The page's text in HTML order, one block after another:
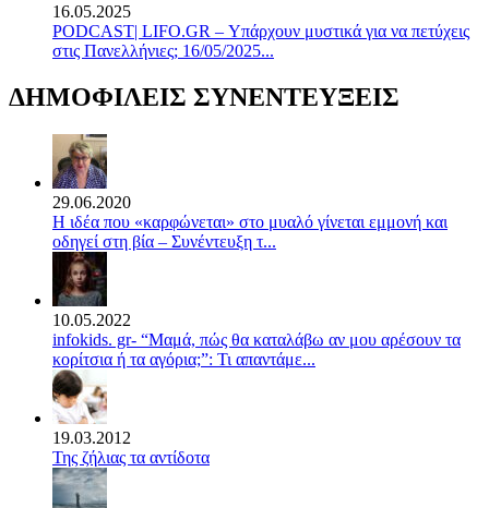
16.05.2025
PODCAST| LIFO.GR – Υπάρχουν μυστικά για να πετύχεις
στις Πανελλήνιες; 16/05/2025...
ΔΗΜΟΦΙΛΕΙΣ ΣΥΝΕΝΤΕΥΞΕΙΣ
29.06.2020
Η ιδέα που «καρφώνεται» στο μυαλό γίνεται εμμονή και
οδηγεί στη βία – Συνέντευξη τ...
10.05.2022
infokids. gr- “Μαμά, πώς θα καταλάβω αν μου αρέσουν τα
κορίτσια ή τα αγόρια;”: Τι απαντάμε...
19.03.2012
Της ζήλιας τα αντίδοτα